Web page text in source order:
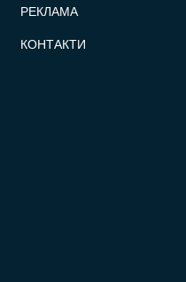
РЕКЛАМА
КОНТАКТИ